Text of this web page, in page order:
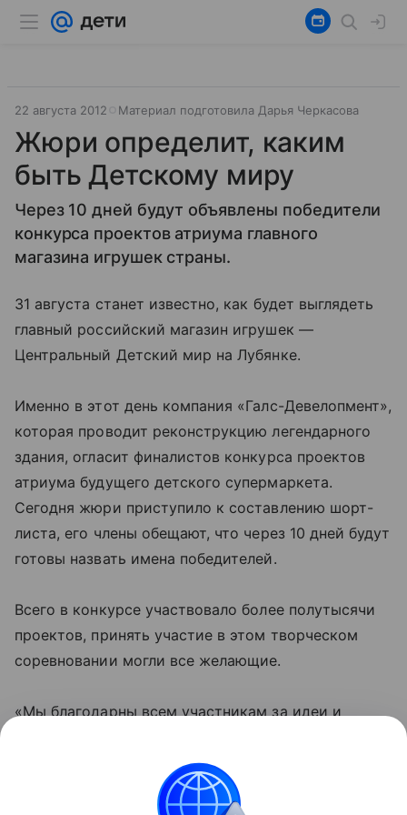
22 августа 2012 Материал подготовила Дарья Черкасова
Жюри определит, каким
быть Детскому миру
Через 10 дней будут объявлены победители
конкурса проектов атриума главного
магазина игрушек страны.
31 августа станет известно, как будет выглядеть
главный российский магазин игрушек —
Центральный Детский мир на Лубянке.
Именно в этот день компания «Галс-Девелопмент»,
которая проводит реконструкцию легендарного
здания, огласит финалистов конкурса проектов
атриума будущего детского супермаркета.
Сегодня жюри приступило к составлению шорт-
листа, его члены обещают, что через 10 дней будут
готовы назвать имена победителей.
Всего в конкурсе участвовало более полутысячи
проектов, принять участие в этом творческом
соревновании могли все желающие.
«Мы благодарны всем участникам за идеи и
Анна Малахова. — Некоторые проекты имеют
вполне реальный шанс стать воплощением чьей-